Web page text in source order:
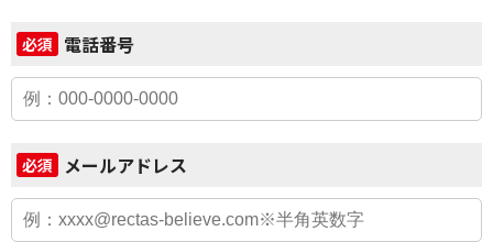
必須 電話番号
必須 メールアドレス